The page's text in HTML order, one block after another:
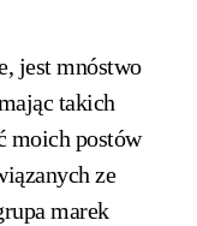
jest mnóstwo
takich
moich postów
ze
marek